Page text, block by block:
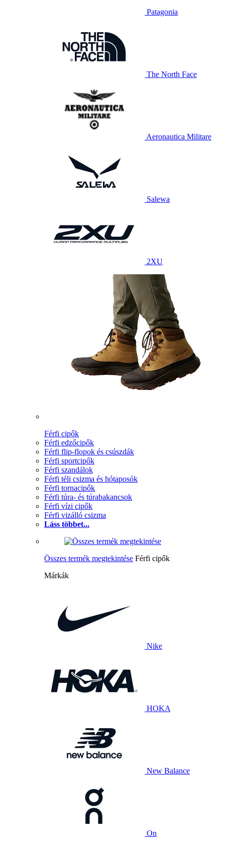
Patagonia
The North Face
Aeronautica Militare
Salewa
2XU
Férfi cipők
Férfi edzőcipők
Férfi flip-flopok és csúszdák
Férfi sportcipők
Férfi szandálok
Férfi téli csizma és hótaposók
Férfi tornacipők
Férfi túra- és túrabakancsok
Férfi vízi cipők
Férfi vizálló csizma
Láss többet...
Összes termék megtekintése Férfi cipők
Márkák
Nike
HOKA
New Balance
On